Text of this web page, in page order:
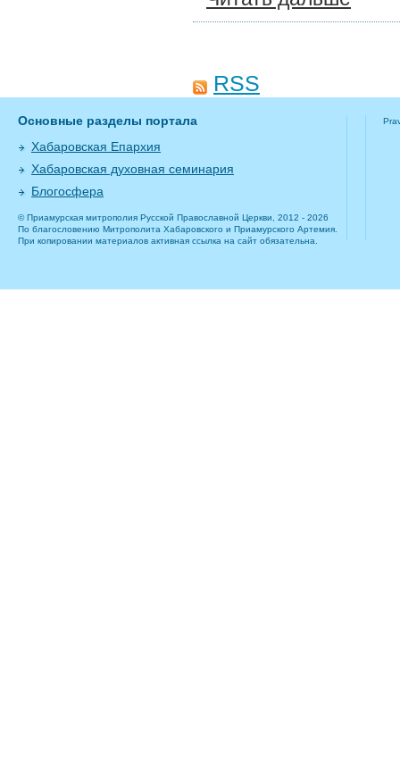
RSS
Основные разделы портала
Хабаровская Епархия
Хабаровская духовная семинария
Блогосфера
© Приамурская митрополия Русской Православной Церкви, 2012 - 2026
По благословению Митрополита Хабаровского и Приамурского Артемия.
При копировании материалов активная ссылка на сайт обязательна.